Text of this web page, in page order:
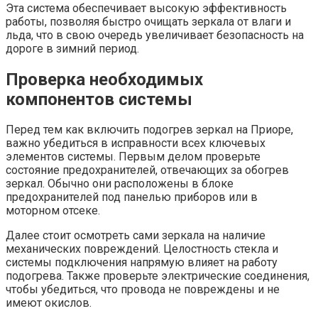
Эта система обеспечивает высокую эффективность
работы, позволяя быстро очищать зеркала от влаги и
льда, что в свою очередь увеличивает безопасность на
дороге в зимний период.
Проверка необходимых
компонентов системы
Перед тем как включить подогрев зеркал на Приоре,
важно убедиться в исправности всех ключевых
элементов системы. Первым делом проверьте
состояние предохранителей, отвечающих за обогрев
зеркал. Обычно они расположены в блоке
предохранителей под панелью приборов или в
моторном отсеке.
Далее стоит осмотреть сами зеркала на наличие
механических повреждений. Целостность стекла и
системы подключения напрямую влияет на работу
подогрева. Также проверьте электрические соединения,
чтобы убедиться, что провода не повреждены и не
имеют окислов.